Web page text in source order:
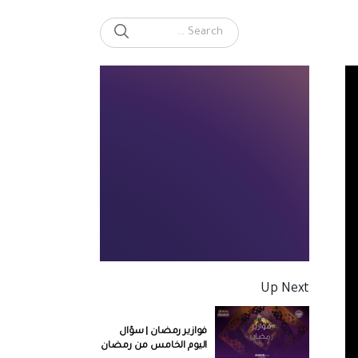
Search for:
SEARCH
Up Next
فوازير رمضان | سؤال
اليوم الخامس من رمضان